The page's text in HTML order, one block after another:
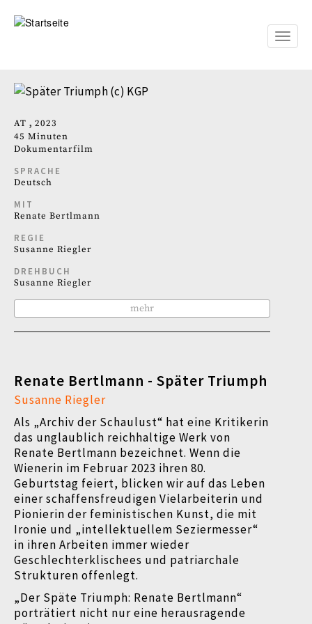
zum
Toggle
AT
2023
45 Minuten
Dokumentarfilm
SPRACHE
Deutsch
MIT
Renate Bertlmann
REGIE
Susanne Riegler
DREHBUCH
Susanne Riegler
mehr
Renate Bertlmann - Später Triumph
Susanne Riegler
Als „Archiv der Schaulust“ hat eine Kritikerin
das unglaublich reichhaltige Werk von
Renate Bertlmann bezeichnet. Wenn die
Wienerin im Februar 2023 ihren 80.
Geburtstag feiert, blicken wir auf das Leben
einer schaffensfreudigen Vielarbeiterin und
Pionierin der feministischen Kunst, die mit
Ironie und „intellektuellem Seziermesser“
in ihren Arbeiten immer wieder
Geschlechterklischees und patriarchale
Strukturen offenlegt.
„Der Späte Triumph: Renate Bertlmann“
porträtiert nicht nur eine herausragende